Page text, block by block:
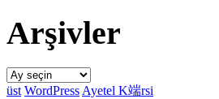
Arşivler
Arşivler
üst WordPress Ayetel K端rsi